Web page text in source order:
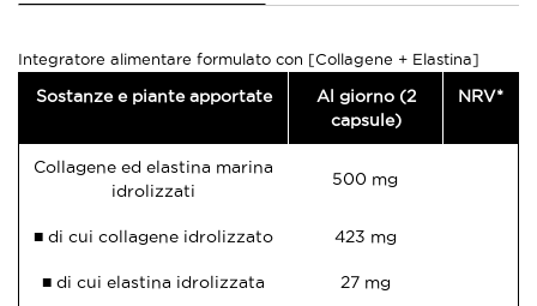
Integratore alimentare formulato con [Collagene + Elastina]
Sostanze e piante apportate
Al giorno (2
capsule)
NRV*
Collagene ed elastina marina
idrolizzati
500 mg
■ di cui collagene idrolizzato 423 mg
■ di cui elastina idrolizzata 27 mg